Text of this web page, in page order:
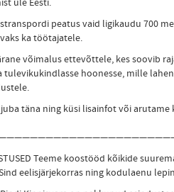
peatus vaid ligikaudu 700
ka töötajatele.
võimalus ettevõttele, kes soovib
tulevikukindlasse hoonesse, mille
täna ning küsi lisainfot või
Teeme koostööd kõikide
eelisjärjekorras ning kodulaenu